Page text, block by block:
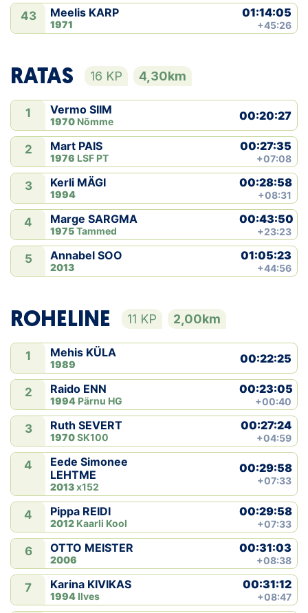
43 Meelis KARP
1971
01:14:05
+45:26
RATAS 16 KP 4,30km
1 Vermo SIIM
1970 Nõmme 00:20:27
2 Mart PAIS
1976 LSF PT
00:27:35
+07:08
3 Kerli MÄGI
1994
00:28:58
+08:31
4 Marge SARGMA
1975Tammed
00:43:50
+23:23
5 Annabel SOO
2013
01:05:23
+44:56
ROHELINE 11 KP 2,00km
1 Mehis KÜLA
1989 00:22:25
2 Raido ENN
1994 Pärnu HG
00:23:05
+00:40
3 Ruth SEVERT
1970SK100
00:27:24
+04:59
4
Eede Simonee
LEHTME
2013x152
00:29:58
+07:33
4 Pippa REIDI
2012 Kaarli Kool
00:29:58
+07:33
6 OTTO MEISTER
2006
00:31:03
+08:38
7 Karina KIVIKAS
1994 Ilves
00:31:12
+08:47